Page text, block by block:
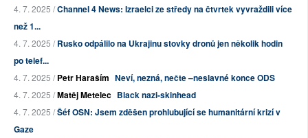
4. 7. 2025 /Channel 4 News: Izraelci ze středy na čtvrtek vyvraždili více
než 1...
4. 7. 2025 /Rusko odpálilo na Ukrajinu stovky dronů jen několik hodin
po telef...
4. 7. 2025 /Petr Haraším Neví, nezná, nečte –neslavné konce ODS
4. 7. 2025 /Matěj Metelec Black nazi-skinhead
4. 7. 2025 /Šéf OSN: Jsem zděšen prohlubující se humanitární krizí v
Gaze